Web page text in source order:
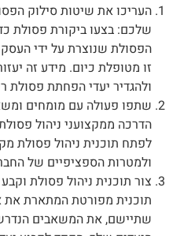
העריכו את שיטות סילוק
שלכם: בצעו ביקורת פסולת
הפסולת שנוצרת על ידי
זו מטופלת כיום. מידע זה
ולהגדיר יעדי הפחתת פסולת
שתפו פעולה עם מומחים
הדרכה ממקצועני ניהול
לפתח תוכנית ניהול פסולת
ולמטרות הספציפיים של
צור תוכנית ניהול פסולת
תוכנית מפורטת המתארת את
שתיישם, את המשאבים